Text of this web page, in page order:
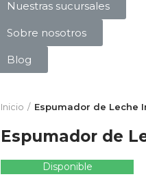
Nuestras sucursales
Sobre nosotros
Blog
Inicio Espumador de Leche
Espumador de
Disponible